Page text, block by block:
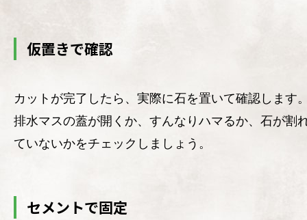
仮置きで確認
カットが完了したら、実際に石を置いて確認します
排水マスの蓋が開くか、すんなりハマるか、石が割
ていないかをチェックしましょう。
セメントで固定